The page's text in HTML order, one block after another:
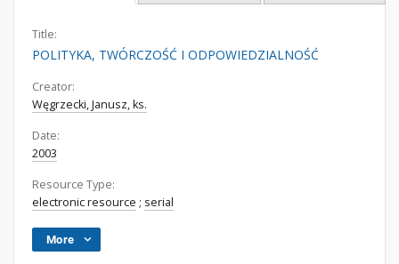
Title:
POLITYKA, TWÓRCZOŚĆ I ODPOWIEDZIALNOŚĆ
Creator:
Węgrzecki, Janusz, ks.
Date:
2003
Resource Type:
electronic resource ; serial
More